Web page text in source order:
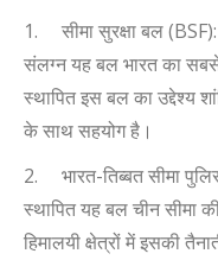
1.
सीमा सुरक्षा बल (BSF):
संलग्न यह बल भारत का सबसे
स्थापित इस बल का उद्देश्य
के साथ सहयोग है।
2.
भारत-तिब्बत सीमा
स्थापित यह बल चीन सीमा
हिमालयी क्षेत्रों में इसकी